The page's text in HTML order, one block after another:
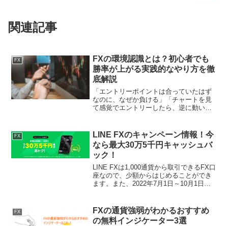
関連記事
FX
FXの環境認識とは？初心者でも
勝率が上がる実践的なやり方を徹
底解説
「エントリーポイントは合っていたはず
なのに、なぜか負ける」「チャートを見
て感覚でエントリーしたら、逆に動いて
ていないことにあります。“短期足だけを
見てエントリーする”...
FX
LINE FXのキャンペーン情報！今
なら最大30万5千円キャッシュバ
ック！
LINE FXは1,000通貨から取引できるFX口
座なので、少額からはじめることができ
ます。また、2022年7月1日～10月1日の
できるため、期間中はLINE ...
FX
FXの通貨強弱がわかるおすすめ
の無料インジケーター3選